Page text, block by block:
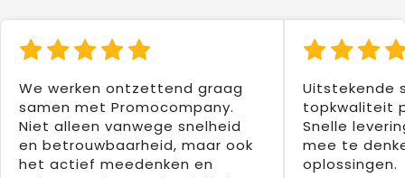
We werken ontzettend graag
samen met Promocompany.
Niet alleen vanwege snelheid
en betrouwbaarheid, maar ook
het actief meedenken en
Uitstekende
topkwaliteit
Snelle
mee te
oplossingen.